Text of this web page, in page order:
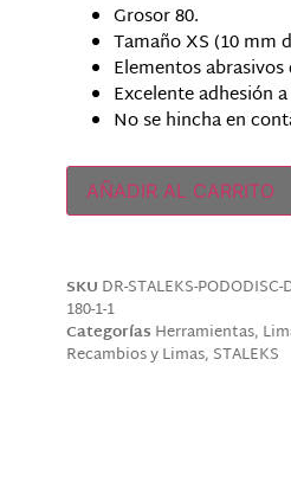
Grosor 80.
Tamaño XS (10 mm
Elementos
Excelente adhesión
No se hincha en
AÑADIR AL CARRITO
SKU DR-STALEKS-PODODISC-
180-1-1
Categorías Herramientas,
Recambios y Limas, STALEKS